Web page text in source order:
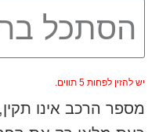
יש להזין לפחות 5 תווים.
מספר הרכב אינו